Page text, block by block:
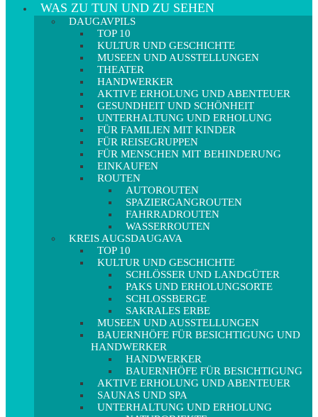
WAS ZU TUN UND ZU SEHEN
DAUGAVPILS
TOP 10
KULTUR UND GESCHICHTE
MUSEEN UND AUSSTELLUNGEN
THEATER
HANDWERKER
AKTIVE ERHOLUNG UND ABENTEUER
GESUNDHEIT UND SCHÖNHEIT
UNTERHALTUNG UND ERHOLUNG
FÜR FAMILIEN MIT KINDER
FÜR REISEGRUPPEN
FÜR MENSCHEN MIT BEHINDERUNG
EINKAUFEN
ROUTEN
AUTOROUTEN
SPAZIERGANGROUTEN
FAHRRADROUTEN
WASSERROUTEN
KREIS AUGSDAUGAVA
TOP 10
KULTUR UND GESCHICHTE
SCHLÖSSER UND LANDGÜTER
PAKS UND ERHOLUNGSORTE
SCHLOSSBERGE
SAKRALES ERBE
MUSEEN UND AUSSTELLUNGEN
BAUERNHÖFE FÜR BESICHTIGUNG UND
HANDWERKER
HANDWERKER
BAUERNHÖFE FÜR BESICHTIGUNG
AKTIVE ERHOLUNG UND ABENTEUER
SAUNAS UND SPA
UNTERHALTUNG UND ERHOLUNG